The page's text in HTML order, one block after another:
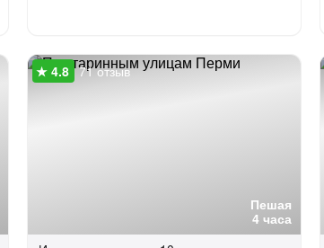
Пешая
4 часа
71 отзыв